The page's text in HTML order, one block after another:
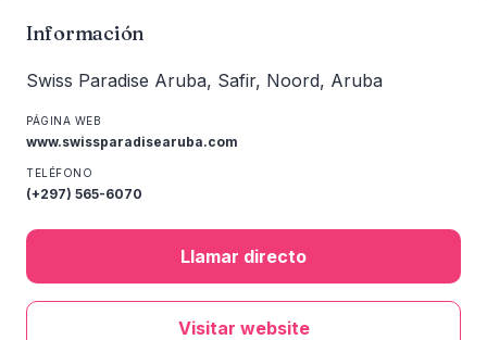
Información
Swiss Paradise Aruba, Safir, Noord, Aruba
PÁGINA WEB
www.swissparadisearuba.com
TELÉFONO
(+297) 565-6070
Llamar directo
Visitar website